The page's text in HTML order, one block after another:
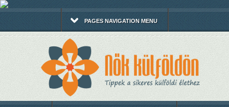
PAGES NAVIGATION MENU